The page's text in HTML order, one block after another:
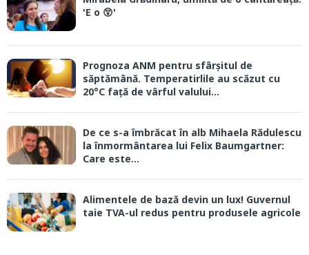
'E o 😲'
Prognoza ANM pentru sfârșitul de
săptămână. Temperatirlile au scăzut cu
20°C față de vârful valului...
De ce s-a îmbrăcat în alb Mihaela Rădulescu
la înmormântarea lui Felix Baumgartner:
Care este...
Alimentele de bază devin un lux! Guvernul
taie TVA-ul redus pentru produsele agricole